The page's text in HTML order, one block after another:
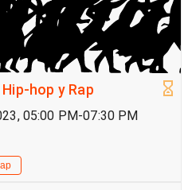
hop y Rap
05:00 PM-07:30 PM